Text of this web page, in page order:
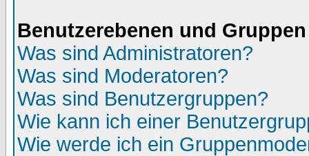
Benutzerebenen und Gruppen
Was sind Administratoren?
Was sind Moderatoren?
Was sind Benutzergruppen?
Wie kann ich einer
Wie werde ich ein